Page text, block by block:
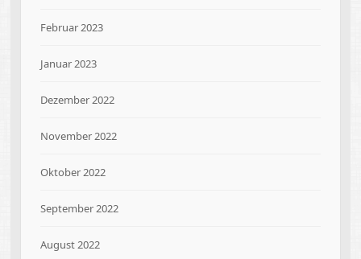
Februar 2023
Januar 2023
Dezember 2022
November 2022
Oktober 2022
September 2022
August 2022